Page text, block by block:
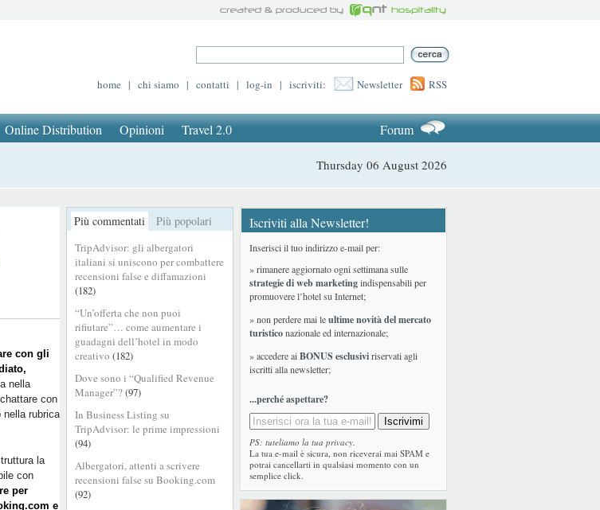
home | chi siamo | contatti | log-in | iscriviti: Newsletter RSS
Online Distribution Opinioni Travel 2.0 Forum
Thursday 06 August 2026
Più commentati Più popolari
TripAdvisor: gli albergatori
italiani si uniscono per combattere
recensioni false e diffamazioni
(182)
“Un’offerta che non puoi
rifiutare”… come aumentare i
guadagni dell’hotel in modo
creativo (182)
Dove sono i “Qualified Revenue
Manager”?(97)
In Business Listing su
TripAdvisor: le prime impressioni
(94)
Albergatori, attenti a scrivere
recensioni false su Booking.com
(92)
con gli
nella
con
nella rubrica
la
con
per
e
Iscriviti alla Newsletter!
Inserisci il tuo indirizzo e-mail per:
» rimanere aggiornato ogni settimana sulle
strategie di web marketingindispensabili per
promuovere l’hotel su Internet;
» non perdere mai leultime novità del mercato
turisticonazionale ed internazionale;
» accedere aiBONUS esclusiviriservati agli
iscritti alla newsletter;
...perché aspettare?
PS: tuteliamo la tua privacy.
La tua e-mail è sicura, non riceverai mai SPAM e
potrai cancellarti in qualsiasi momento con un
semplice click.